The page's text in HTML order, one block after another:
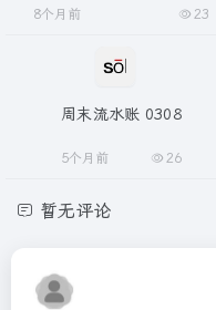
8个月前 23
周末流水账 0308
5个月前 26
暂无评论